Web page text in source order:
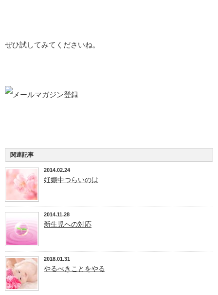
ぜひ試してみてくださいね。
関連記事
2014.02.24
妊娠中つらいのは
2014.11.28
新生児への対応
2018.01.31
やるべきことをやる